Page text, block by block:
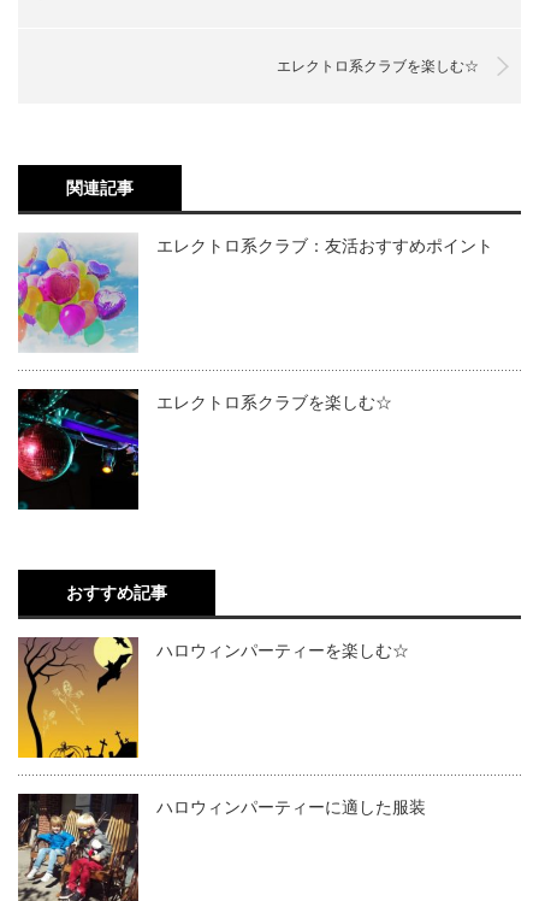
エレクトロ系クラブを楽しむ☆
関連記事
エレクトロ系クラブ：友活おすすめポイント
エレクトロ系クラブを楽しむ☆
おすすめ記事
ハロウィンパーティーを楽しむ☆
ハロウィンパーティーに適した服装